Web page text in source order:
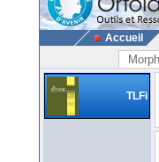
Accueil
TLFi